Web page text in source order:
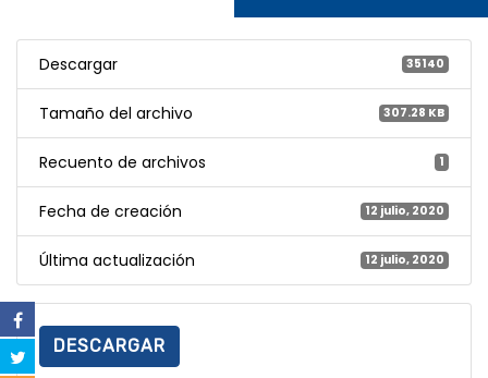
Descargar 35140
Tamaño del archivo 307.28 KB
Recuento de archivos 1
Fecha de creación 12 julio, 2020
Última actualización 12 julio, 2020
DESCARGAR